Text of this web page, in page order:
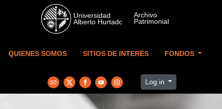
Skip to main content
QUIENES SOMOS SITIOS DE INTERÉS FONDOS
Log in